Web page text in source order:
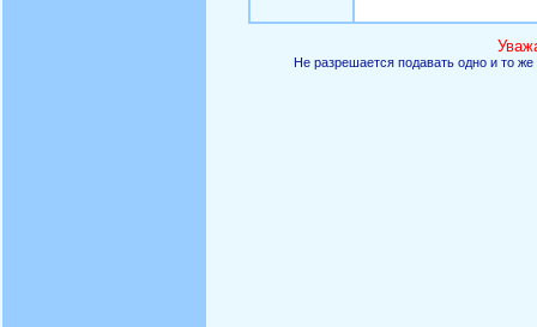
Не разрешается подавать одно и то